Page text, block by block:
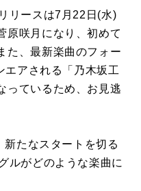
リースは7月22日(水)
原咲月になり、初めて
た、最新楽曲のフォー
エアされる「乃木坂工
っているため、お見逃
たなスタートを切る
ルがどのような楽曲に